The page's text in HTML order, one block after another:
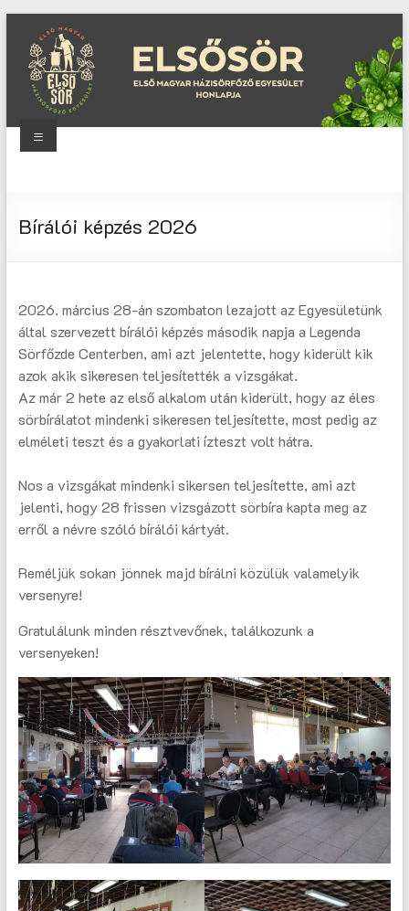
content
Magyar
Menu
Bírálói képzés 2026
2026. március 28-án szombaton lezajott az Egyesületünk
által szervezett bírálói képzés második napja a Legenda
Sörfőzde Centerben, ami azt jelentette, hogy kiderült kik
azok akik sikeresen teljesítették a vizsgákat.
Az már 2 hete az első alkalom után kiderült, hogy az éles
sörbírálatot mindenki sikeresen teljesítette, most pedig az
elméleti teszt és a gyakorlati ízteszt volt hátra.
Nos a vizsgákat mindenki sikersen teljesítette, ami azt
jelenti, hogy 28 frissen vizsgázott sörbíra kapta meg az
erről a névre szóló bírálói kártyát.
Reméljük sokan jönnek majd bírálni közülük valamelyik
versenyre!
Gratulálunk minden résztvevőnek, találkozunk a
versenyeken!